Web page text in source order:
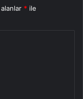
* ile